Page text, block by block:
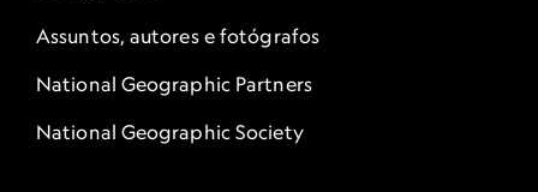
Assuntos, autores e fotógrafos
National Geographic Partners
National Geographic Society